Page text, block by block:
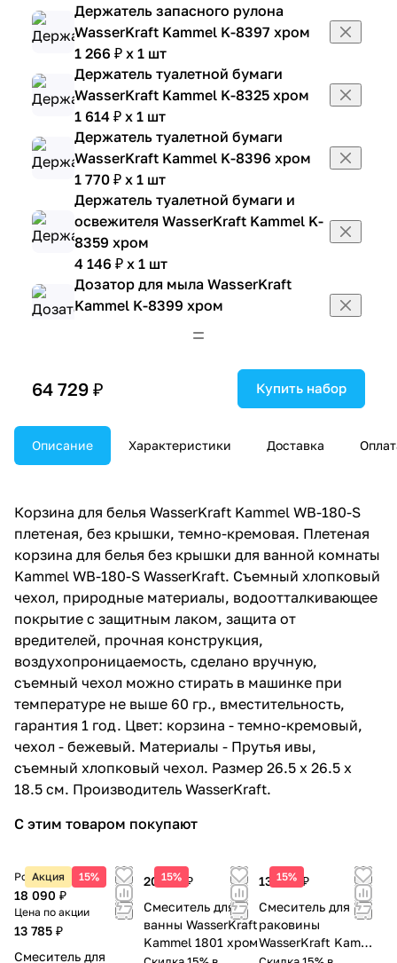
Держатель запасного рулона
WasserKraft Kammel K-8397 хром
1 266 ₽ x 1 шт
Держатель туалетной бумаги
WasserKraft Kammel K-8325 хром
1 614 ₽ x 1 шт
Держатель туалетной бумаги
WasserKraft Kammel K-8396 хром
1 770 ₽ x 1 шт
Держатель туалетной бумаги и
освежителя WasserKraft Kammel K-
8359 хром
4 146 ₽ x 1 шт
Дозатор для мыла WasserKraft
Kammel K-8399 хром
Kammel K-9199 белый мрамор
1 694 ₽ x 1 шт
Дозатор и стакан WasserKraft
Kammel K-8389 хром
2 778 ₽ x 1 шт
2 142 ₽ x 1 шт
Ершик для унитаза WasserKraft
Kammel K-9127 белый мрамор
3 143 ₽ x 1 шт
Корзина WasserKraft Kammel WB-
180-L темно-кремовая
2 219 ₽ x 1 шт
Корзина WasserKraft Kammel WB-
180-M темно-кремовая
1 806 ₽ x 1 шт
Крючок WasserKraft Kammel K-8323
хром
804 ₽ x 1 шт
Мыльница WasserKraft Kammel K-
1 266 ₽ x 1 шт
8369 хром
1 266 ₽ x 1 шт
Мыльница WasserKraft Kammel K-
9129 белый мрамор
1 106 ₽ x 1 шт
64 729 ₽ Купить набор
Описание Характеристики Доставка
Корзина для белья WasserKraft Kammel WB-180-S
плетеная, без крышки, темно-кремовая. Плетеная
корзина для белья без крышки для ванной комнаты
Kammel WB-180-S WasserKraft. Съемный хлопковый
чехол, природные материалы, водоотталкивающее
покрытие с защитным лаком, защита от
вредителей, прочная конструкция,
воздухопроницаемость, сделано вручную,
съемный чехол можно стирать в машинке при
температуре не выше 60 гр., вместительность,
гарантия 1 год. Цвет: корзина - темно-кремовый,
чехол - бежевый. Материалы - Прутья ивы,
съемный хлопковый чехол. Размер 26.5 х 26.5 х
18.5 см. Производитель WasserKraft.
С этим товаром покупают
Акция 15%
Розничная цена
18 090 ₽
Цена по акции
13 785 ₽
Смеситель для
15%
20 215 ₽
Смеситель для
ванны WasserKraft
Kammel 1801 хром
15%
13 085 ₽
Смеситель для
раковины
WasserKraft Kammel
1803 хром